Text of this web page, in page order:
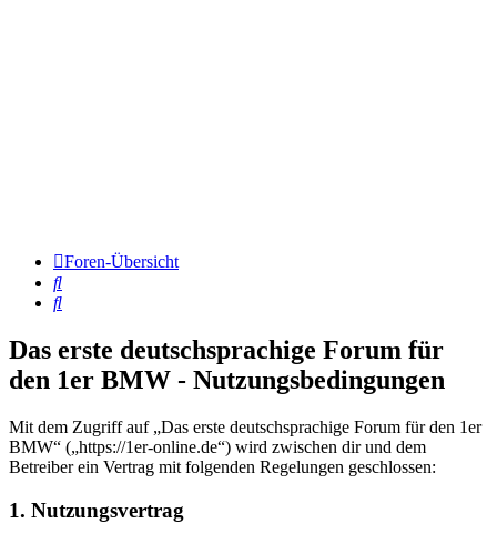
Foren-Übersicht
Suche
Suche
Das erste deutschsprachige Forum für
den 1er BMW - Nutzungsbedingungen
Mit dem Zugriff auf „Das erste deutschsprachige Forum für den 1er
BMW“ („https://1er-online.de“) wird zwischen dir und dem
Betreiber ein Vertrag mit folgenden Regelungen geschlossen:
1. Nutzungsvertrag